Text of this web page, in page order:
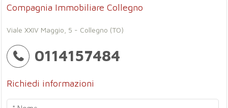
Compagnia Immobiliare Collegno
Viale XXIV Maggio, 5 - Collegno (TO)
0114157484
Richiedi informazioni